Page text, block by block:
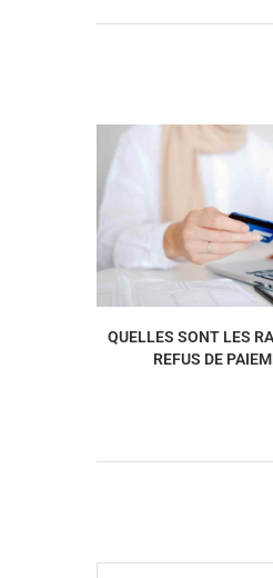
QUELLES SONT LES
REFUS DE